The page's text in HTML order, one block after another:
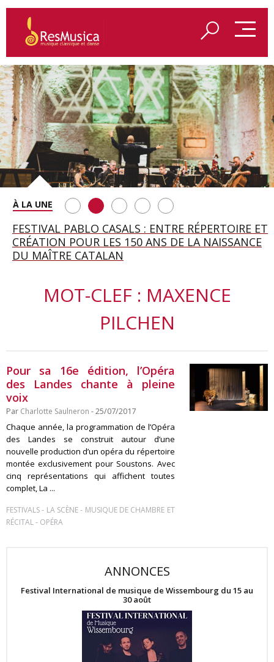
SAINT FRANÇOIS D’ASSISE À SALZBOURG, UNE
SOIRÉE IMMENSE PORTÉE PAR ROMEO
CASTELLUCCI ET MAXIME PASCAL
FESTIVAL PABLO CASALS : ENTRE RÉPERTOIRE ET
CRÉATION POUR LES 150 ANS DE LA NAISSANCE
DU MAÎTRE CATALAN
A BAYREUTH, LE 150E ANNIVERSAIRE DU RING
WAGNÉRIEN GÉNÉRÉ PAR L’IA
BETSY JOLAS FÊTE SON CENTIÈME
ANNIVERSAIRE
GEORGE BENJAMIN : « MES PARENTS AVAIENT
CETTE EXIGENCE DE L’OBJET CISELÉ »
MOT-CLEF : MAXENCE
PILCHEN
Pour sa 16e édition, l’Opéra
des Landes chante à pleine
voix
Par Charlotte Saulneron - 25/07/2017
Chaque année, la programmation de l’Opéra
des Landes se construit autour d’une
nouvelle production d’un opéra du répertoire
montée exclusivement pour Soustons. Avec
cinq représentations qui affichent toutes
complet, La ...
FESTIVALS- LA SCÈNE- MUSIQUE DE CHAMBRE ET
RÉCITAL- OPÉRA
ANNONCES
Festival International de musique de Wissembourg du 15 au
30 août